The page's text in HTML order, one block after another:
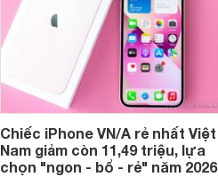
Chiếc iPhone VN/A rẻ nhất Việt
Nam giảm còn 11,49 triệu, lựa
chọn "ngon - bổ - rẻ" năm 2026